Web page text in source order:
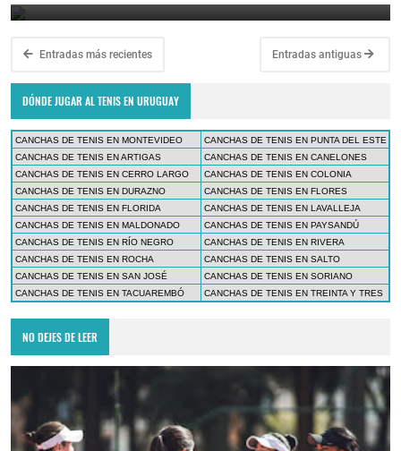
Entradas más recientes Entradas antiguas
DÓNDE JUGAR AL TENIS EN URUGUAY
CANCHAS DE TENIS EN MONTEVIDEO
CANCHAS DE TENIS EN PUNTA DEL ESTE
CANCHAS DE TENIS EN ARTIGAS
CANCHAS DE TENIS EN CANELONES
CANCHAS DE TENIS EN CERRO LARGO
CANCHAS DE TENIS EN COLONIA
CANCHAS DE TENIS EN DURAZNO
CANCHAS DE TENIS EN FLORES
CANCHAS DE TENIS EN FLORIDA
CANCHAS DE TENIS EN LAVALLEJA
CANCHAS DE TENIS EN MALDONADO
CANCHAS DE TENIS EN PAYSANDÚ
CANCHAS DE TENIS EN RÍO NEGRO
CANCHAS DE TENIS EN RIVERA
CANCHAS DE TENIS EN ROCHA
CANCHAS DE TENIS EN SALTO
CANCHAS DE TENIS EN SAN JOSÉ
CANCHAS DE TENIS EN SORIANO
CANCHAS DE TENIS EN TACUAREMBÓ
CANCHAS DE TENIS EN TREINTA Y TRES
NO DEJES DE LEER